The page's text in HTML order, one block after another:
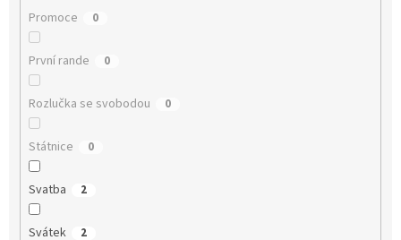
Promoce 0
První rande 0
Rozlučka se svobodou 0
Státnice 0
Svatba 2
Svátek 2